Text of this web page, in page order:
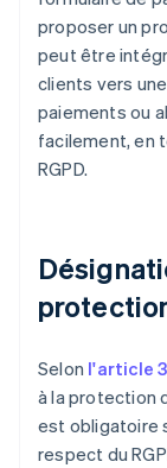
proposer un
peut être
clients vers
paiements ou
facilement, en
RGPD.
Selon l'article
à la protection
est obligatoire
respect du